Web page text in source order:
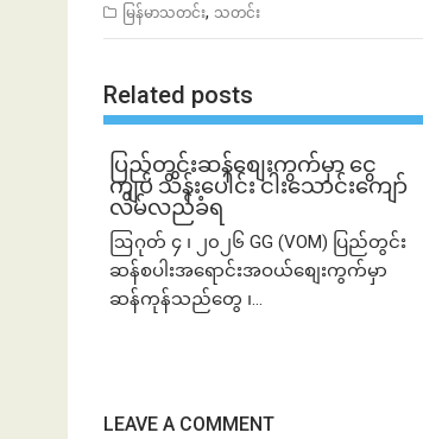
မြန်မာသတင်း, သတင်း
Related posts
ပြည်တွင်းဆန်စျေးကွက်မှာ ငွေ
ကျပ် သိန်းပေါင်း ငါး​သောင်းကျော်
လိမ်လည်ခံရ
ဩဂုတ် ၄ ၊ ၂၀၂၆ GG (VOM) ပြည်တွင်း
ဆန်စပါးအရောင်းအဝယ်စျေးကွက်မှာ
ဆန်ကုန်သည်တွေ ၊...
LEAVE A COMMENT